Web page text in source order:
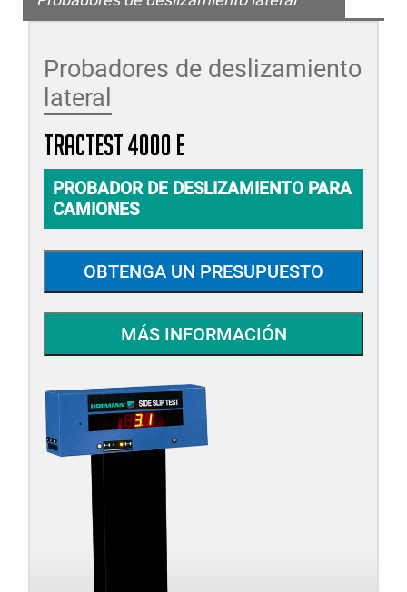
Probadores de deslizamiento
lateral
TRACTEST 4000 E
PROBADOR DE DESLIZAMIENTO PARA
CAMIONES
OBTENGA UN PRESUPUESTO
MÁS INFORMACIÓN